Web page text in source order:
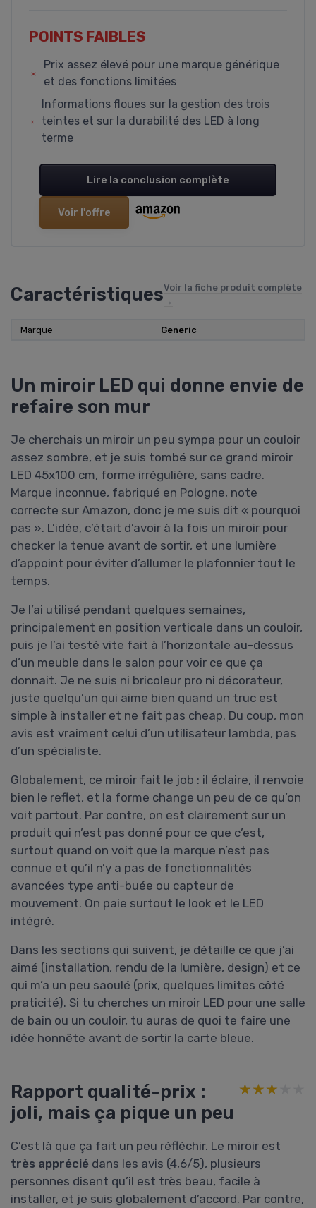
POINTS FAIBLES
Prix assez élevé pour une marque générique
et des fonctions limitées
Informations floues sur la gestion des trois
teintes et sur la durabilité des LED à long
terme
Lire la conclusion complète
Voir l'offre
CaractéristiquesVoir la fiche produit complète
→
Marque Generic
Un miroir LED qui donne envie de
refaire son mur
Je cherchais un miroir un peu sympa pour un couloir
assez sombre, et je suis tombé sur ce grand miroir
LED 45x100 cm, forme irrégulière, sans cadre.
Marque inconnue, fabriqué en Pologne, note
correcte sur Amazon, donc je me suis dit « pourquoi
pas ». L’idée, c’était d’avoir à la fois un miroir pour
checker la tenue avant de sortir, et une lumière
d’appoint pour éviter d’allumer le plafonnier tout le
temps.
Je l’ai utilisé pendant quelques semaines,
principalement en position verticale dans un couloir,
puis je l’ai testé vite fait à l’horizontale au-dessus
d’un meuble dans le salon pour voir ce que ça
donnait. Je ne suis ni bricoleur pro ni décorateur,
juste quelqu’un qui aime bien quand un truc est
simple à installer et ne fait pas cheap. Du coup, mon
avis est vraiment celui d’un utilisateur lambda, pas
d’un spécialiste.
Globalement, ce miroir fait le job : il éclaire, il renvoie
bien le reflet, et la forme change un peu de ce qu’on
voit partout. Par contre, on est clairement sur un
produit qui n’est pas donné pour ce que c’est,
surtout quand on voit que la marque n’est pas
connue et qu’il n’y a pas de fonctionnalités
avancées type anti-buée ou capteur de
mouvement. On paie surtout le look et le LED
intégré.
Dans les sections qui suivent, je détaille ce que j’ai
aimé (installation, rendu de la lumière, design) et ce
qui m’a un peu saoulé (prix, quelques limites côté
praticité). Si tu cherches un miroir LED pour une salle
de bain ou un couloir, tu auras de quoi te faire une
idée honnête avant de sortir la carte bleue.
Rapport qualité-prix :
joli, mais ça pique un peu
★★★★★
★★★★★
C’est là que ça fait un peu réfléchir. Le miroir est
très apprécié dans les avis (4,6/5), plusieurs
personnes disent qu’il est très beau, facile à
installer, et je suis globalement d’accord. Par contre,